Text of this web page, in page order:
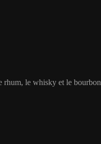
rhum, le whisky et le bourbon